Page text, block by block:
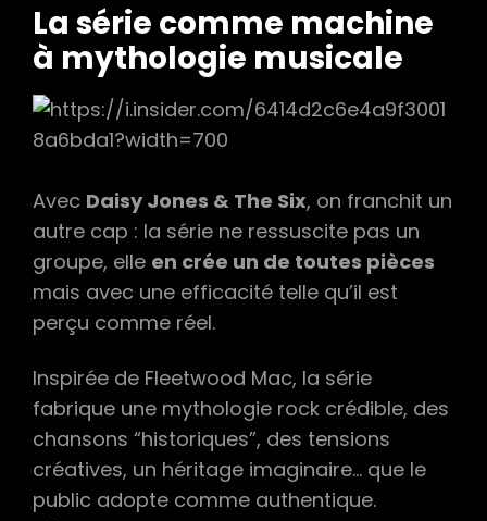
La série comme machine
à mythologie musicale
Avec Daisy Jones & The Six, on franchit un
autre cap : la série ne ressuscite pas un
groupe, elle en crée un de toutes pièces
mais avec une efficacité telle qu’il est
perçu comme réel.
Inspirée de Fleetwood Mac, la série
fabrique une mythologie rock crédible, des
chansons “historiques”, des tensions
créatives, un héritage imaginaire… que le
public adopte comme authentique.